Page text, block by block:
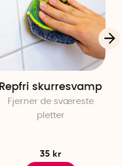
Repfri skurresvamp
Fjerner de sværeste
pletter
35 kr